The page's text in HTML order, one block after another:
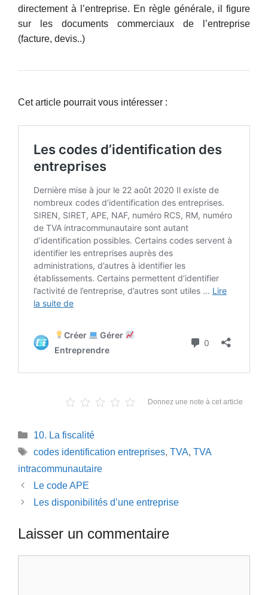
directement à l’entreprise. En règle générale, il figure
sur les documents commerciaux de l’entreprise
(facture, devis..)
Cet article pourrait vous intéresser :
Donnez une note à cet article
Catégories
10. La fiscalité
Étiquettes
codes identification entreprises, TVA, TVA
intracommunautaire
Le code APE
Les disponibilités d’une entreprise
Laisser un commentaire